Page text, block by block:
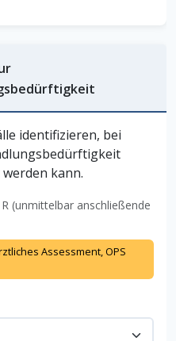
identifizieren, bei
kann.
(unmittelbar anschließende
Assessment, OPS